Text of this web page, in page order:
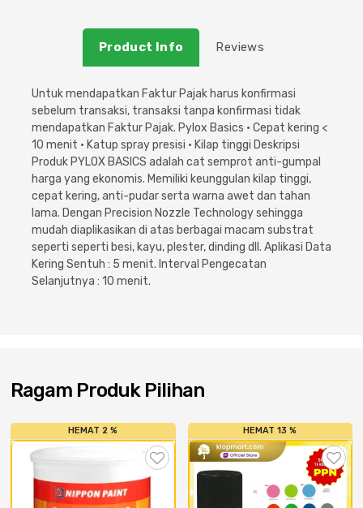
Saniter
Product Info Reviews
Untuk mendapatkan Faktur Pajak harus konfirmasi
sebelum transaksi, transaksi tanpa konfirmasi tidak
mendapatkan Faktur Pajak. Pylox Basics • Cepat kering <
10 menit • Katup spray presisi • Kilap tinggi Deskripsi
Produk PYLOX BASICS adalah cat semprot anti-gumpal
harga yang ekonomis. Memiliki keunggulan kilap tinggi,
cepat kering, anti-pudar serta warna awet dan tahan
lama. Dengan Precision Nozzle Technology sehingga
mudah diaplikasikan di atas berbagai macam substrat
seperti seperti besi, kayu, plester, dinding dll. Aplikasi Data
Kering Sentuh : 5 menit. Interval Pengecatan
Selanjutnya : 10 menit.
Ragam Produk Pilihan
HEMAT 2 % HEMAT 13 %